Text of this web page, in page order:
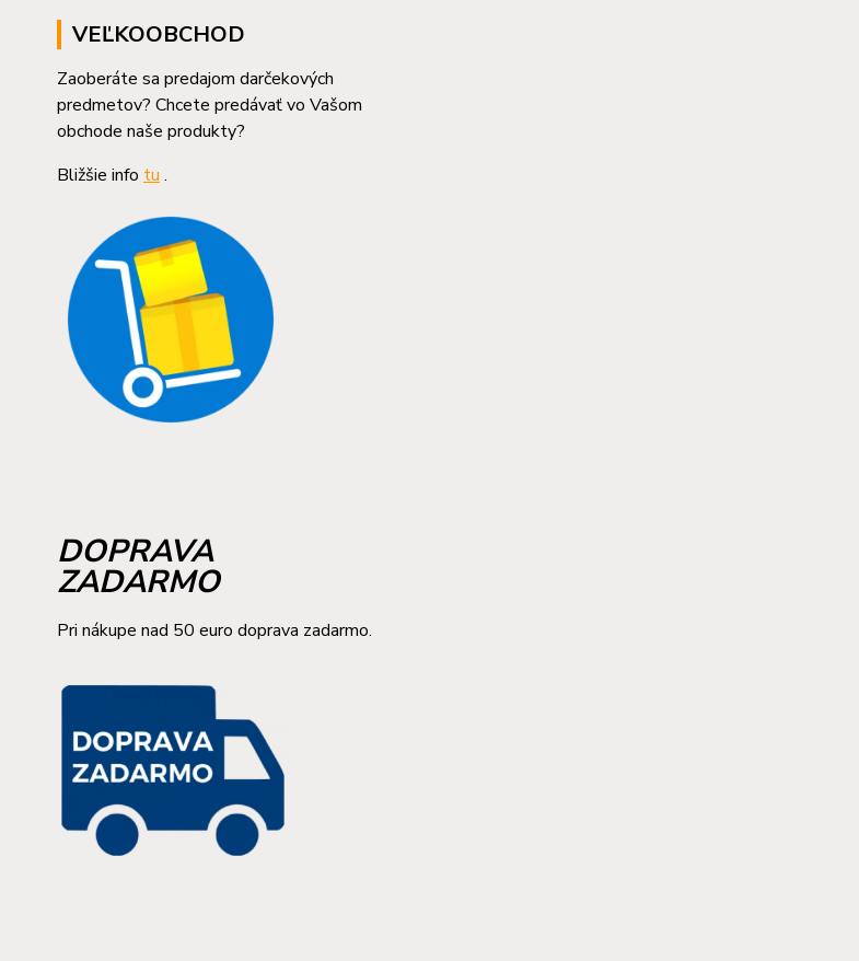
VEĽKOOBCHOD
Zaoberáte sa predajom darčekových
predmetov? Chcete predávať vo Vašom
obchode naše produkty?
Bližšie info tu .
DOPRAVA
ZADARMO
Pri nákupe nad 50 euro doprava zadarmo.